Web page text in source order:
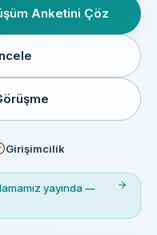
Anketini Çöz
Girişimcilik
yayında —